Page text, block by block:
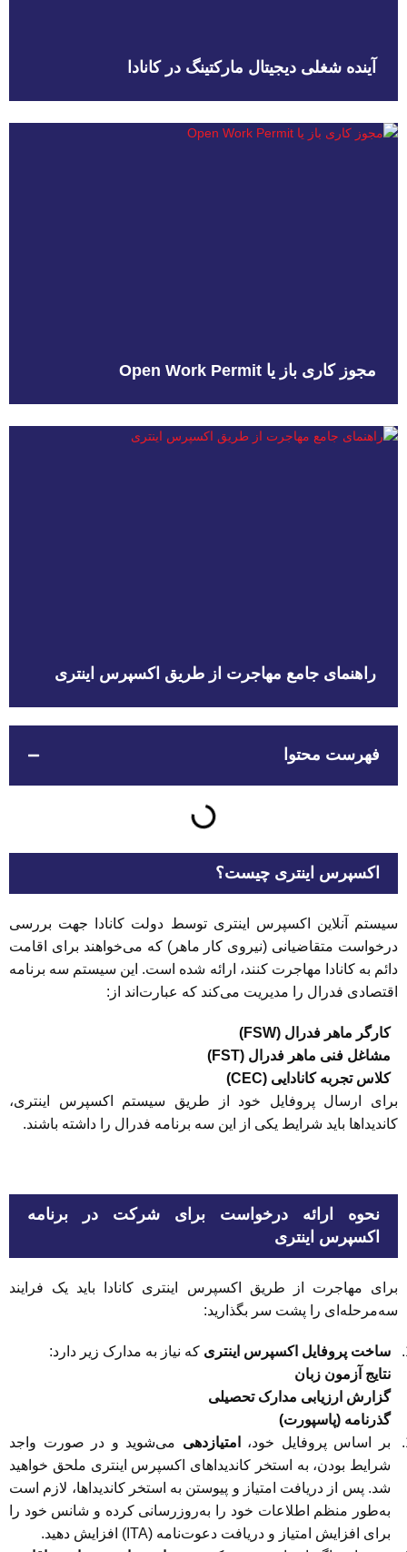
آینده شغلی دیجیتال مارکتینگ در کانادا
مجوز کاری باز یا Open Work Permit
راهنمای جامع مهاجرت از طریق اکسپرس اینتری
فهرست محتوا
اکسپرس اینتری چیست؟
سیستم آنلاین اکسپرس اینتری توسط دولت کانادا جهت بررسی
درخواست متقاضیانی (نیروی کار ماهر) که می‌خواهند برای اقامت
دائم به کانادا مهاجرت کنند، ارائه شده است. این سیستم سه برنامه
اقتصادی فدرال را مدیریت می‌کند که عبارت‌اند از:
کارگر ماهر فدرال (FSW)
مشاغل فنی ماهر فدرال (FST)
کلاس تجربه کانادایی (CEC)
برای ارسال پروفایل خود از طریق سیستم اکسپرس اینتری،
کاندیداها باید شرایط یکی از این سه برنامه فدرال را داشته باشند.
نحوه ارائه درخواست برای شرکت در برنامه
اکسپرس اینتری
برای مهاجرت از طریق اکسپرس اینتری کانادا باید یک فرایند
سه‌مرحله‌ای را پشت سر بگذارید:
ساخت پروفایل اکسپرس اینتری که نیاز به مدارک زیر دارد:
نتایج آزمون زبان
گزارش ارزیابی مدارک تحصیلی
گذرنامه (پاسپورت)
بر اساس پروفایل خود، امتیازدهی می‌شوید و در صورت واجد
شرایط بودن، به استخر کاندیداهای اکسپرس اینتری ملحق خواهید
شد. پس از دریافت امتیاز و پیوستن به استخر کاندیداها، لازم است
به‌طور منظم اطلاعات خود را به‌روزرسانی کرده و شانس خود را
برای افزایش امتیاز و دریافت دعوت‌نامه (ITA) افزایش دهید.